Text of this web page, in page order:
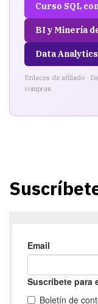
Curso SQL
BI y Minería
Data
Enlaces de afiliado ·
compras